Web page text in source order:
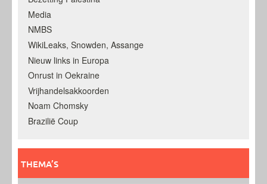
Media
NMBS
WikiLeaks, Snowden, Assange
Nieuw links in Europa
Onrust in Oekraine
Vrijhandelsakkoorden
Noam Chomsky
Brazilië Coup
THEMA’S